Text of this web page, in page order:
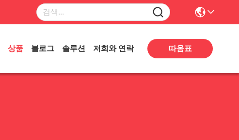
상품 블로그 솔루션 저희와 연락 따옴표